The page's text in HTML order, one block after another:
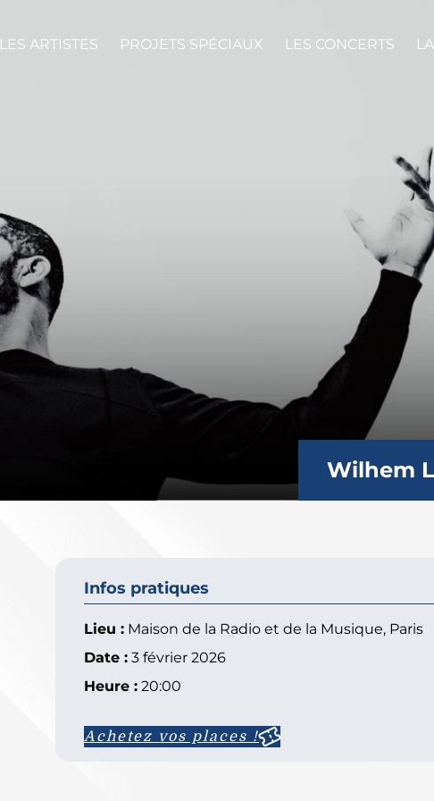
LES ARTISTES PROJETS SPÉCIAUX LES CONCERTS
Wilhem
Infos pratiques
Lieu : Maison de la Radio et de la Musique, Paris
Date : 3 février 2026
Heure : 20:00
Achetez vos places !